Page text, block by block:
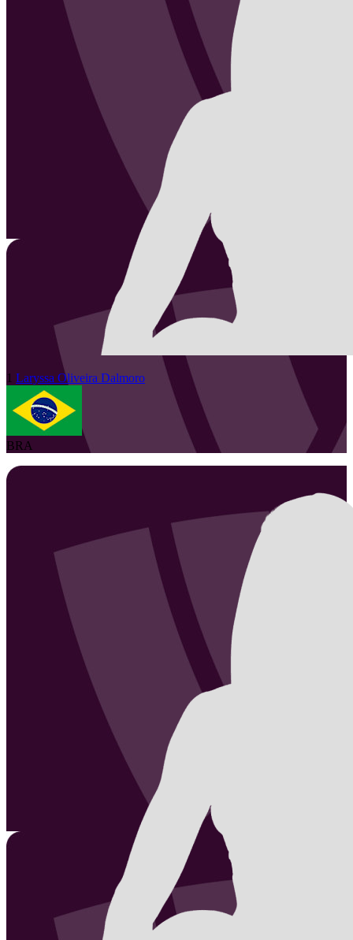
1 Laryssa Oliveira Dalmoro
BRA